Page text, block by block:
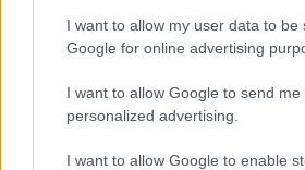
I want to allow my user data to be
Google for online advertising
I want to allow Google to send me
personalized advertising.
I want to allow Google to enable
Weboldal készítés és optimalizálás • 2019. július
Budapest
Korlátlan webtárhely méret.
( Csak a weboldal weblaphoz